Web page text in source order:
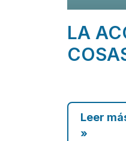
LA
Leer
»